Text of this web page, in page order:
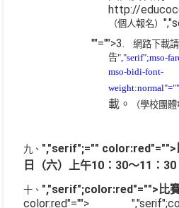
http://
（個人報名）
""="">3.
網路下載
告","serif";mso-
mso-bidi-font-
載。
（學校團體
九、 ","serif";="" color:red"="">
日（六）上午10 ： 30～11 ： 30
十、 ","serif";color:red"="">比
color:red"="">